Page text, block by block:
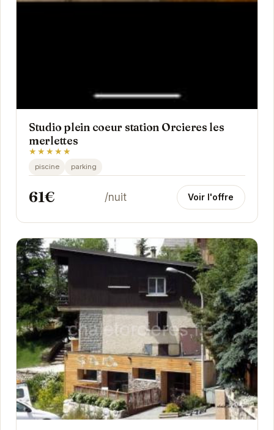
Studio plein coeur station Orcieres les
merlettes
★★★★★
piscine parking
61€ /nuit Voir l'offre